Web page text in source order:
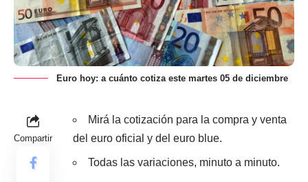
Euro hoy: a cuánto cotiza este martes 05 de diciembre
Compartir
Mirá la cotización para la compra y venta
del euro oficial y del euro blue.
Todas las variaciones, minuto a minuto.